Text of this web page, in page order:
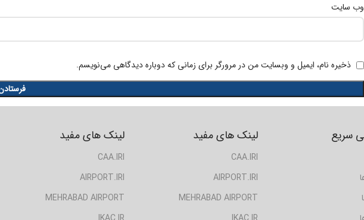
وب‌ سایت
ذخیره نام، ایمیل و وبسایت من در مرورگر برای زمانی که دوباره دیدگاهی می‌نویسم.
لینک های مفید
CAA.IRI
AIRPORT.IRI
MEHRABAD AIRPORT
لینک های مفید
CAA.IRI
AIRPORT.IRI
MEHRABAD AIRPORT
سریع